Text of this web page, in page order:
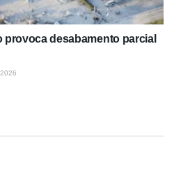
provoca desabamento parcial